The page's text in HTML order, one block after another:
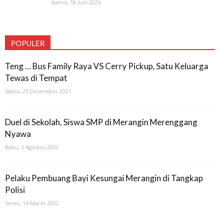
Kamis, 18 Juni 2026
POPULER
Teng … Bus Family Raya VS Cerry Pickup, Satu Keluarga
Tewas di Tempat
Sabtu, 25 Desember 2021
Duel di Sekolah, Siswa SMP di Merangin Merenggang
Nyawa
Rabu, 3 Agustus 2022
Pelaku Pembuang Bayi Kesungai Merangin di Tangkap
Polisi
Senin, 14 Maret 2022